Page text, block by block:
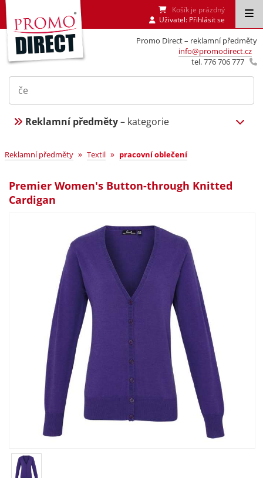
Promo Direct – reklamní předměty
info@promodirect.cz
tel. 776 706 777
Košík je prázdný
Uživatel: Přihlásit se
Reklamní předměty– kategorie
Reklamní předměty » Textil » pracovní oblečení
Premier Women's Button-through Knitted
Cardigan